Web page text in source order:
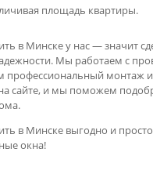
площадь квартиры.
в Минске у нас — значит
Мы работаем с
профессиональный монтаж
сайте, и мы поможем
в Минске выгодно и
окна!